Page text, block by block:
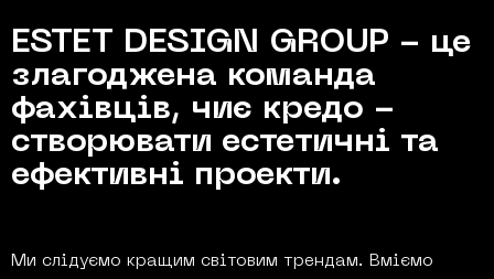
ESTET DESIGN GROUP - це
злагоджена команда
фахівців, чиє кредо -
створювати естетичні та
ефективні проекти.
Ми слідуємо кращим світовим трендам. Вміємо